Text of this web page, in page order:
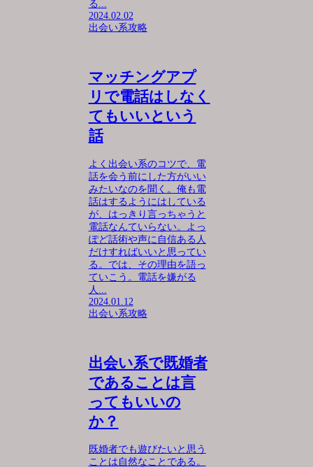
る...
2024.02.02
出会い系攻略
マッチングアプ
リで電話はしなく
てもいいという
話
よく出会い系のコツで、電
話を会う前にした方がいい
みたいなのを聞く。俺も電
話はするようにはしている
が、はっきり言っちゃうと
電話なんていらない。よっ
ぽど話術や声に自信ある人
だけすればいいと思ってい
る。では、その理由を語っ
ていこう。電話を嫌がる
人...
2024.01.12
出会い系攻略
出会い系で既婚者
であることは言
ってもいいの
か？
既婚者でも遊びたいと思う
ことは自然なことである。